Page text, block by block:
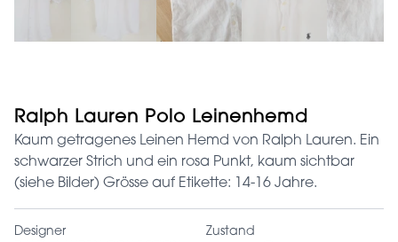
Ralph Lauren Polo Leinenhemd
Kaum getragenes Leinen Hemd von Ralph Lauren. Ein
schwarzer Strich und ein rosa Punkt, kaum sichtbar
(siehe Bilder) Grösse auf Etikette: 14-16 Jahre.
Designer
Zustand